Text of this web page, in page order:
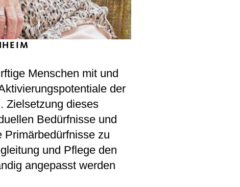
Menschen mit und
der
Zielsetzung dieses
Bedürfnisse und
Primärbedürfnisse zu
und Pflege den
angepasst werden